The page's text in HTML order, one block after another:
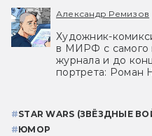
Александр Ремизов
Художник-
в МИРФ с самого
журнала и до
портрета: Роман
#STAR WARS (ЗВЁЗДНЫЕ
#ЮМОР